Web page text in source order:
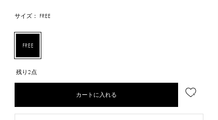
サイズ： FREE
FREE
残り2点
カートに入れる